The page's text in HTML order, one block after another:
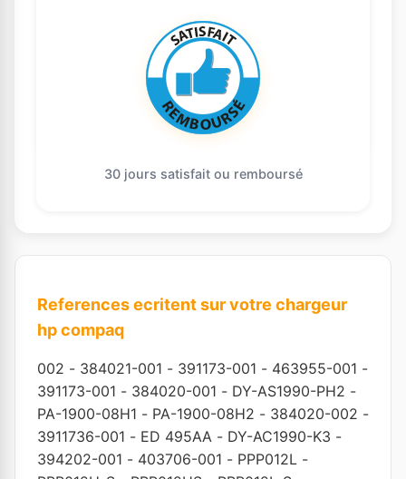
30 jours satisfait ou remboursé
References ecritent sur votre chargeur
hp compaq
002 - 384021-001 - 391173-001 - 463955-001 -
391173-001 - 384020-001 - DY-AS1990-PH2 -
PA-1900-08H1 - PA-1900-08H2 - 384020-002 -
3911736-001 - ED 495AA - DY-AC1990-K3 -
394202-001 - 403706-001 - PPP012L -